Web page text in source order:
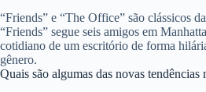
“Friends” e “The Office” são clássicos
“Friends” segue seis amigos em
cotidiano de um escritório de forma
gênero.
Quais são algumas das novas tendências